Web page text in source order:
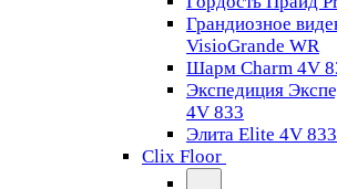
Грандиозное
VisioGrande WR
Шарм Charm 4V
Экспедиция
4V 833
Элита Elite 4V 833
Clix Floor